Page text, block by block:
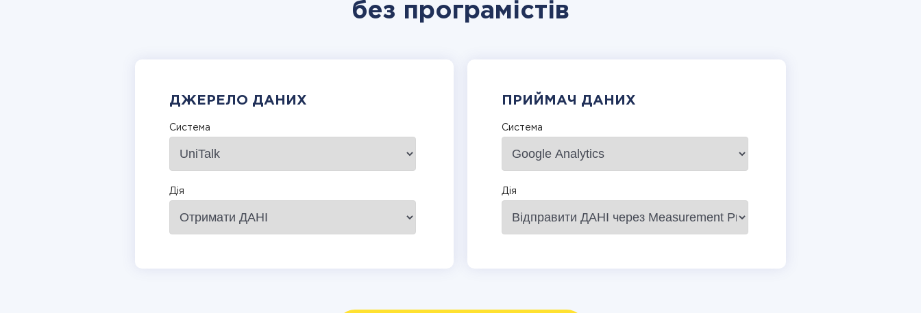
без програмістів
ДЖЕРЕЛО ДАНИХ
Система
Дія
ПРИЙМАЧ ДАНИХ
Система
Дія